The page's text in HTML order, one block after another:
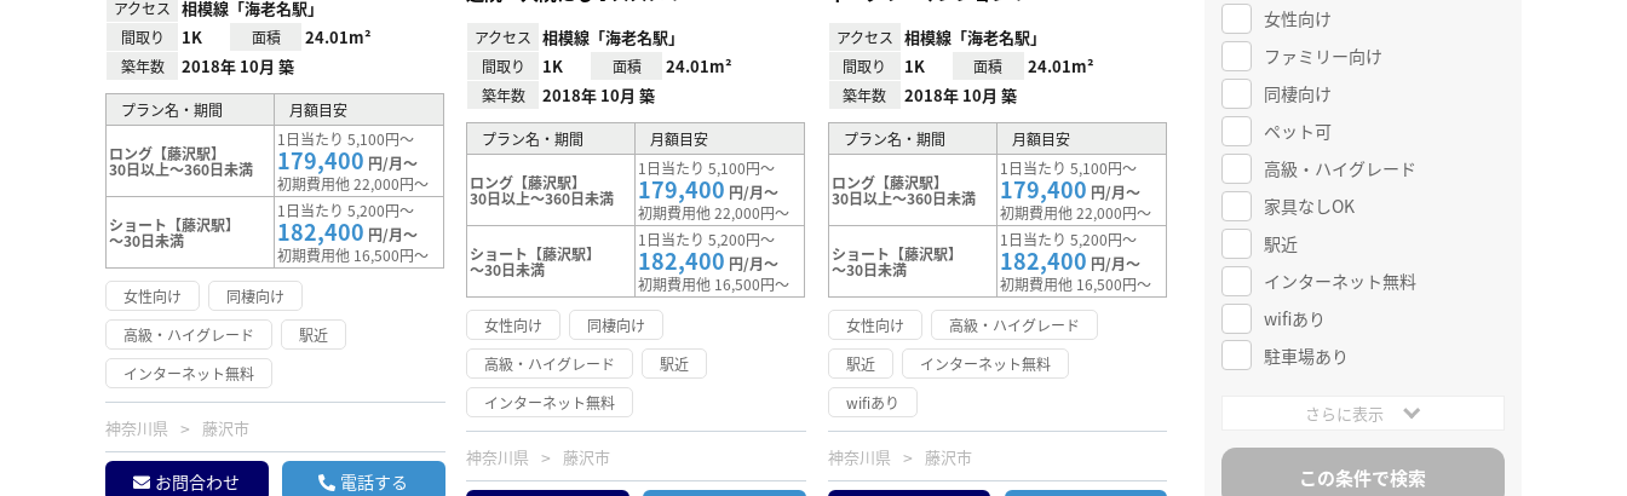
アクセス 相模線「海老名駅」
間取り 1K 面積 24.01m²
築年数 2018年 10月 築
プラン名・期間 月額目安
ロング【藤沢駅】
30日以上～360日未満
1日当たり 5,100円～
179,400 円/月～
初期費用他 22,000円～
ショート【藤沢駅】
～30日未満
1日当たり 5,200円～
182,400 円/月～
初期費用他 16,500円～
女性向け
同棲向け
高級・ハイグレード
駅近
インターネット無料
神奈川県 藤沢市
お問合わせ 電話する
アクセス 相模線「海老名駅」
間取り 1K 面積 24.01m²
築年数 2018年 10月 築
プラン名・期間 月額目安
ロング【藤沢駅】
30日以上～360日未満
1日当たり 5,100円～
179,400 円/月～
初期費用他 22,000円～
ショート【藤沢駅】
～30日未満
1日当たり 5,200円～
182,400 円/月～
初期費用他 16,500円～
女性向け
同棲向け
高級・ハイグレード
駅近
インターネット無料
神奈川県 藤沢市
アクセス 相模線「海老名駅」
間取り 1K 面積 24.01m²
築年数 2018年 10月 築
プラン名・期間 月額目安
ロング【藤沢駅】
30日以上～360日未満
1日当たり 5,100円～
179,400 円/月～
初期費用他 22,000円～
ショート【藤沢駅】
～30日未満
1日当たり 5,200円～
182,400 円/月～
初期費用他 16,500円～
女性向け
高級・ハイグレード
駅近
インターネット無料
wifiあり
神奈川県 藤沢市
女性向け
ファミリー向け
同棲向け
ペット可
高級・ハイグレード
家具なしOK
駅近
インターネット無料
wifiあり
駐車場あり
さらに表示